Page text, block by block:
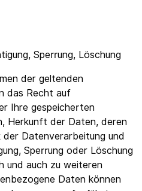
Sperrung, Löschung
der geltenden
das Recht auf
Ihre gespeicherten
Herkunft der Daten, deren
Datenverarbeitung und
Sperrung oder Löschung
und auch zu weiteren
Daten können